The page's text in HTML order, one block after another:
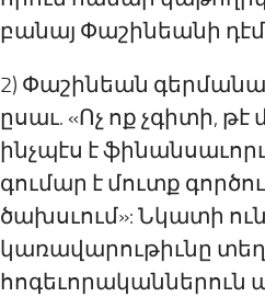
բանայ Փաշինեանի
2) Փաշինեան
ըսաւ. «Ոչ ոք չգիտի, թէ
ինչպէս է
գումար է մուտք
ծախսւում»: Նկատի
կառավարութիւնը
հոգեւորականներուն